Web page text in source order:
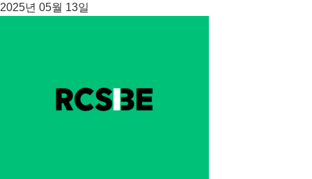
2025년 05월 13일